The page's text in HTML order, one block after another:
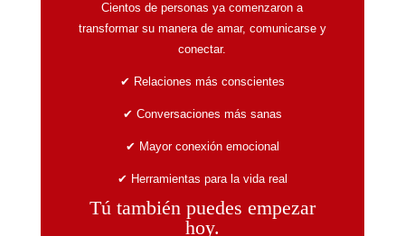
Cientos de personas ya comenzaron a
transformar su manera de amar, comunicarse y
conectar.
✔ Relaciones más conscientes
✔ Conversaciones más sanas
✔ Mayor conexión emocional
✔ Herramientas para la vida real
Tú también puedes empezar
hoy.